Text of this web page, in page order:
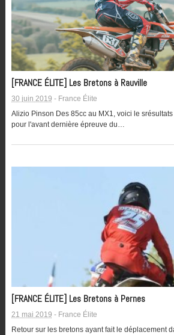
[FRANCE ÉLITE] Les Bretons à Rauville
30 juin 2019 - France Élite
Alizio Pinson Des 85cc au MX1, voici le
pour l'avant dernière épreuve du…
[FRANCE ÉLITE] Les Bretons à Pernes
21 mai 2019 - France Élite
Retour sur les bretons ayant fait le déplacement